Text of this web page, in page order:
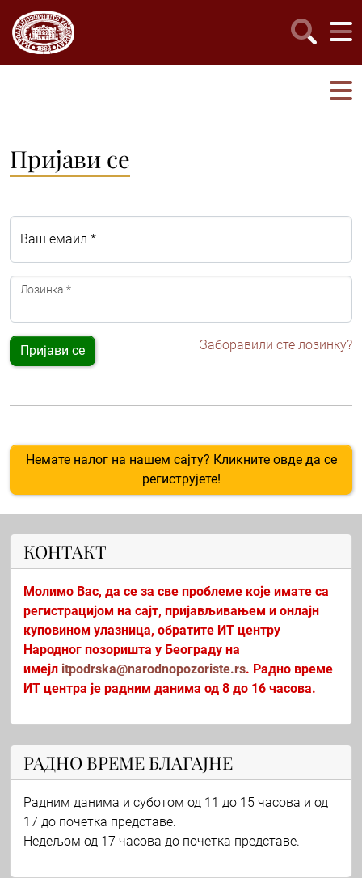
Пријави се
Ваш емаил *
Лозинка *
Пријави се Заборавили сте лозинку?
Немате налог на нашем сајту? Кликните овде да се
региструјете!
КОНТАКТ
Молимо Вас, да се за све проблеме које имате са
регистрацијом на сајт, пријављивањем и онлајн
куповином улазница, обратите ИТ центру
Народног позоришта у Београду на
имејл itpodrska@narodnopozoriste.rs. Радно време
ИТ центра је радним данима од 8 до 16 часова.
РАДНО ВРЕМЕ БЛАГАЈНЕ
Радним данима и суботом од 11 до 15 часова и од
17 до почетка представе.
Недељом од 17 часова до почетка представе.